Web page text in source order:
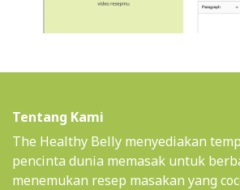
Tentang Kami
The Healthy Belly menyediakan
pencinta dunia memasak untuk
menemukan resep masakan yang